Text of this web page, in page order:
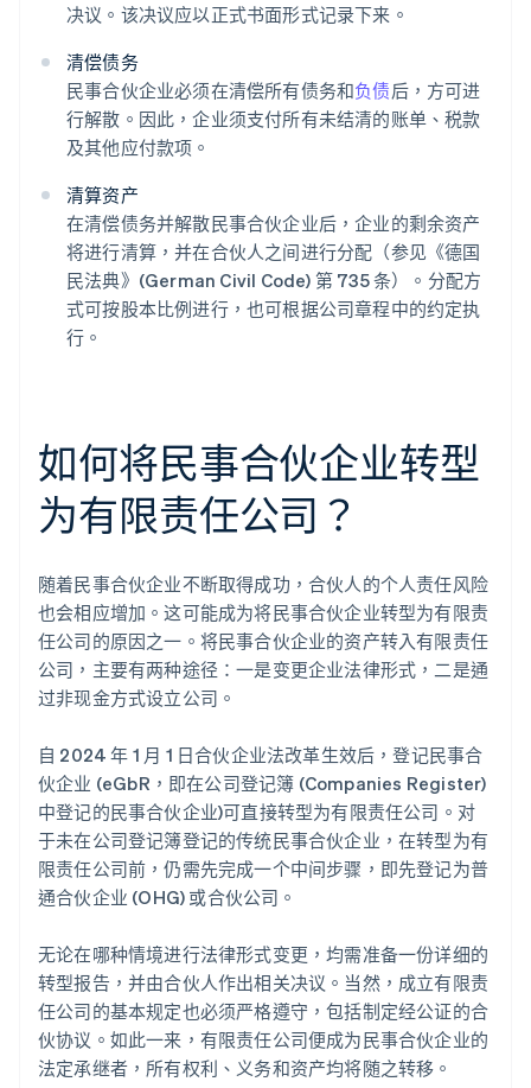
决议。该决议应以正式书面形式记录下来。
清偿债务
民事合伙企业必须在清偿所有债务和负债后，方可进
行解散。因此，企业须支付所有未结清的账单、税款
及其他应付款项。
清算资产
在清偿债务并解散民事合伙企业后，企业的剩余资产
将进行清算，并在合伙人之间进行分配（参见《德国
民法典》(German Civil Code) 第 735 条）。分配方
式可按股本比例进行，也可根据公司章程中的约定执
行。
如何将民事合伙企业转型
为有限责任公司？
随着民事合伙企业不断取得成功，合伙人的个人责任风险
也会相应增加。这可能成为将民事合伙企业转型为有限责
任公司的原因之一。将民事合伙企业的资产转入有限责任
公司，主要有两种途径：一是变更企业法律形式，二是通
过非现金方式设立公司。
自 2024 年 1 月 1 日合伙企业法改革生效后，登记民事合
伙企业 (eGbR，即在公司登记簿 (Companies Register)
中登记的民事合伙企业)可直接转型为有限责任公司。对
于未在公司登记簿登记的传统民事合伙企业，在转型为有
限责任公司前，仍需先完成一个中间步骤，即先登记为普
通合伙企业 (OHG) 或合伙公司。
无论在哪种情境进行法律形式变更，均需准备一份详细的
转型报告，并由合伙人作出相关决议。当然，成立有限责
任公司的基本规定也必须严格遵守，包括制定经公证的合
伙协议。如此一来，有限责任公司便成为民事合伙企业的
法定承继者，所有权利、义务和资产均将随之转移。